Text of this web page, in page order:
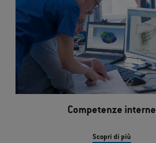
Competenze interne
Scopri di più